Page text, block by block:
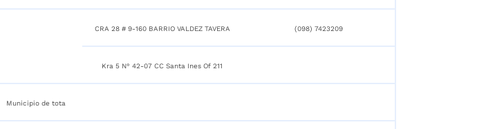
CRA 28 # 9-160 BARRIO VALDEZ TAVERA (098) 7423209
Kra 5 N° 42-07 CC Santa Ines Of 211
Municipio de tota